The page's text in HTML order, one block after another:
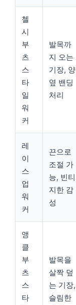
첼
시
부
츠
스
타
일
워
커
발목까
지 오는
기장, 양
옆 밴딩
처리
레
이
스
업
워
커
끈으로
조절 가
능, 빈티
지한 감
성
앵
클
부
츠
스
타
발목을
살짝 덮
는 기장,
슬림한